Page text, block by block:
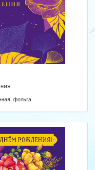
фольга.